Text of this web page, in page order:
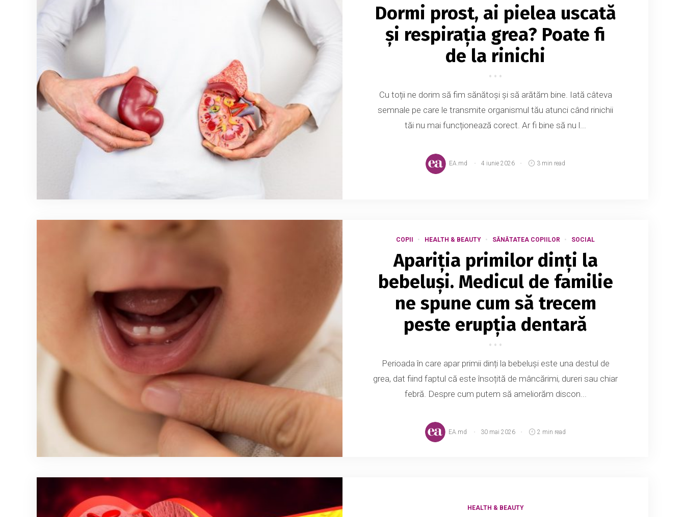
Dormi prost, ai pielea uscată
și respirația grea? Poate fi
de la rinichi
Cu toții ne dorim să fim sănătoși și să arătăm bine. Iată câteva
semnale pe care le transmite organismul tău atunci când rinichii
tăi nu mai funcționează corect. Ar fi bine să nu l...
EA.md 4 iunie 2026 3 min read
COPII HEALTH & BEAUTY SĂNĂTATEA COPIILOR SOCIAL
Apariția primilor dinți la
bebeluși. Medicul de familie
ne spune cum să trecem
peste erupția dentară
Perioada în care apar primii dinți la bebeluși este una destul de
grea, dat fiind faptul că este însoțită de mâncărimi, dureri sau chiar
febră. Despre cum putem să ameliorăm discon...
EA.md 30 mai 2026 2 min read
HEALTH & BEAUTY